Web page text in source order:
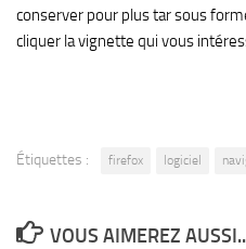
conserver pour plus tar sous
cliquer la vignette qui vous
Étiquettes : firefox logiciel
VOUS AIMEREZ